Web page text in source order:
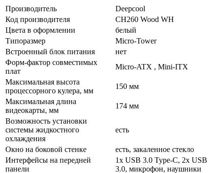
Производитель
Deepcool
Код производителя
CH260 Wood WH
Цвета в оформлении
белый
Типоразмер
Micro-Tower
Встроенный блок питания
нет
Форм-фактор совместимых
плат
Micro-ATX , Mini-ITX
Максимальная высота
процессорного кулера, мм
150 мм
Максимальная длина
видеокарты, мм
174 мм
Возможность установки
системы жидкостного
охлаждения
есть
Окно на боковой стенке
есть, закаленное стекло
Интерфейсы на передней
панели
1x USB 3.0 Type-C, 2x USB
3.0, микрофон, наушники